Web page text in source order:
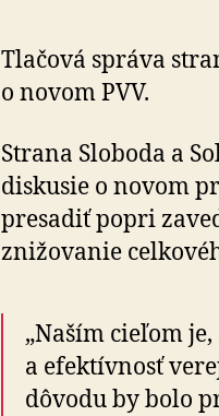
Tlačová správa
o novom PVV.
Strana Sloboda a
diskusie o novom
presadiť popri
znižovanie
„Naším cieľom
a efektívnosť
dôvodu by bolo